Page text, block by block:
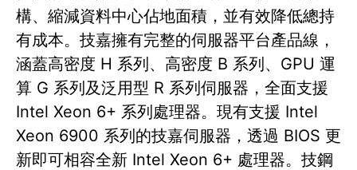
構、縮減資料中心佔地面積，並有效降低總持
有成本。技嘉擁有完整的伺服器平台產品線，
涵蓋高密度 H 系列、高密度 B 系列、GPU 運
算 G 系列及泛用型 R 系列伺服器，全面支援
Intel Xeon 6+ 系列處理器。現有支援 Intel
Xeon 6900 系列的技嘉伺服器，透過 BIOS 更
新即可相容全新 Intel Xeon 6+ 處理器。技鋼